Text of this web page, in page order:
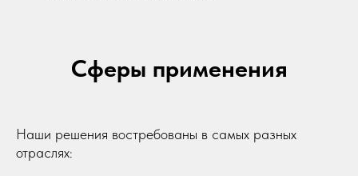
Сферы применения
Наши решения востребованы в самых разных
отраслях: